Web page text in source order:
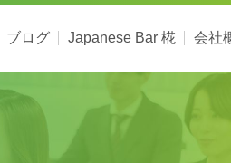
ブログ Japanese Bar 椛 会社
HOME